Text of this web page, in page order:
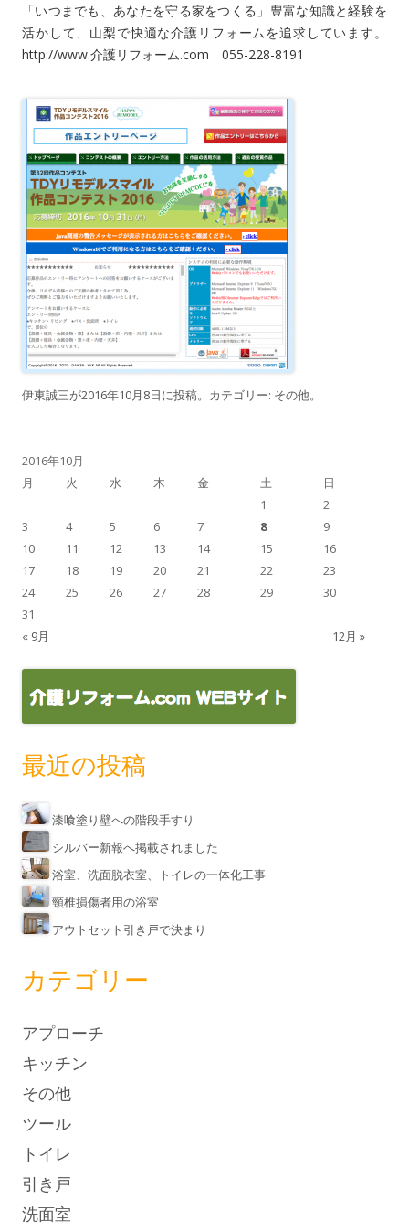
「いつまでも、あなたを守る家をつくる」豊富な知識と経験を
活かして、山梨で快適な介護リフォームを追求しています。
http://www.介護リフォーム.com 055-228-8191
伊東誠三が2016年10月8日に投稿。カテゴリー: その他。
2016年10月
月
火 水 木 金 土 日
« 9月 12月 »
1
2
3
4 5 6 7 8
9
10
11 12 13 14 15
16
17
18 19 20 21 22
23
24
25 26 27 28 29
30
31
最近の投稿
漆喰塗り壁への階段手すり
シルバー新報へ掲載されました
浴室、洗面脱衣室、トイレの一体化工事
頸椎損傷者用の浴室
アウトセット引き戸で決まり
カテゴリー
アプローチ
キッチン
その他
ツール
トイレ
引き戸
洗面室